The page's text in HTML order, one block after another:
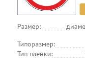
Размер:
Типоразмер:
Тип пленки: